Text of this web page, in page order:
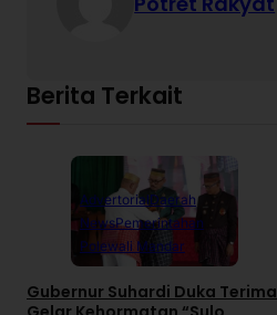
Berita Terkait
AdvertorialDaerah
NewsPemerintahan
Polewali Mandar
Gubernur Suhardi Duka Terima